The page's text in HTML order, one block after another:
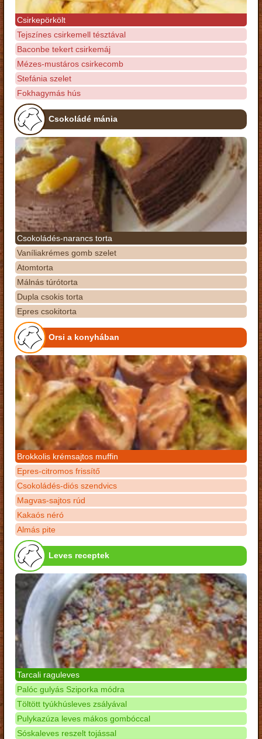
Csirkepörkölt
Tejszínes csirkemell tésztával
Baconbe tekert csirkemáj
Mézes-mustáros csirkecomb
Stefánia szelet
Fokhagymás hús
Csokoládé mánia
Csokoládés-narancs torta
Vaníliakrémes gomb szelet
Atomtorta
Málnás túrótorta
Dupla csokis torta
Epres csokitorta
Orsi a konyhában
Brokkolis krémsajtos muffin
Epres-citromos frissítő
Csokoládés-diós szendvics
Magvas-sajtos rúd
Kakaós néró
Almás pite
Leves receptek
Tarcali raguleves
Palóc gulyás Sziporka módra
Töltött tyúkhúsleves zsályával
Pulykazúza leves mákos gombóccal
Sóskaleves reszelt tojással